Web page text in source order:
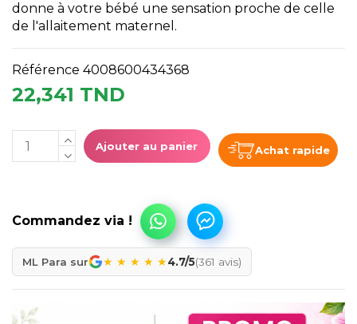
donne à votre bébé une sensation proche de celle
de l'allaitement maternel.
Référence 4008600434368
22,341 TND
Ajouter au panier Achat rapide
ML Para sur ★ ★ ★ ★ ★4.7/5(361 avis)